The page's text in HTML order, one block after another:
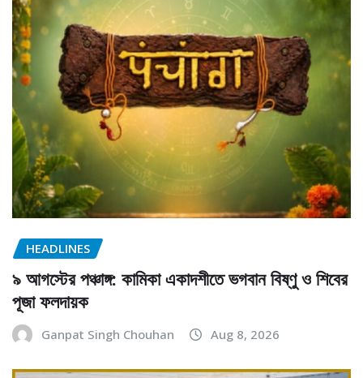
HEADLINES
৯ আগস্টের পঞ্চাঙ্গ: কামিকা একাদশীতে ভগবান বিষ্ণু ও শিবের
পূজা ফলদায়ক
Ganpat Singh Chouhan Aug 8, 2026